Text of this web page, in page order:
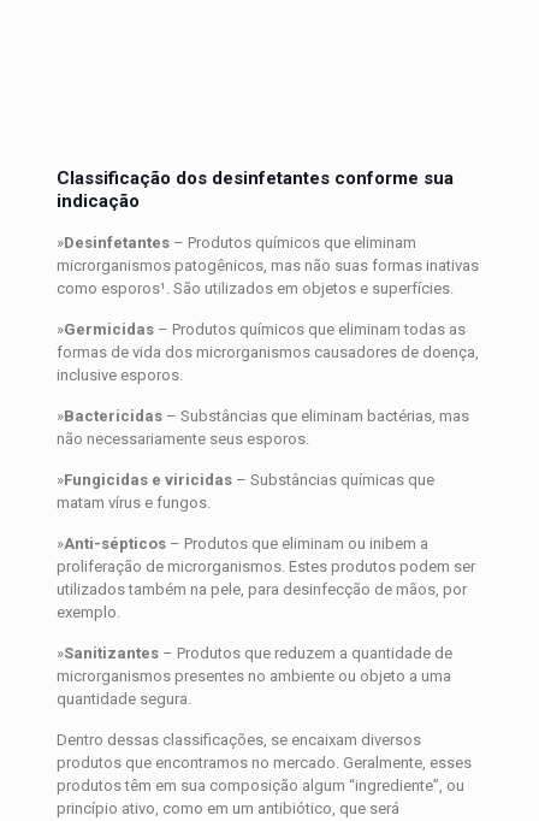
Classificação dos desinfetantes conforme sua
indicação
»Desinfetantes– Produtos químicos que eliminam
microrganismos patogênicos, mas não suas formas inativas
como esporos¹. São utilizados em objetos e superfícies.
»Germicidas– Produtos químicos que eliminam todas as
formas de vida dos microrganismos causadores de doença,
inclusive esporos.
»Bactericidas– Substâncias que eliminam bactérias, mas
não necessariamente seus esporos.
»Fungicidas e viricidas– Substâncias químicas que
matam vírus e fungos.
»Anti-sépticos– Produtos que eliminam ou inibem a
proliferação de microrganismos. Estes produtos podem ser
utilizados também na pele, para desinfecção de mãos, por
exemplo.
»Sanitizantes– Produtos que reduzem a quantidade de
microrganismos presentes no ambiente ou objeto a uma
quantidade segura.
Dentro dessas classificações, se encaixam diversos
produtos que encontramos no mercado. Geralmente, esses
produtos têm em sua composição algum “ingrediente”, ou
princípio ativo, como em um antibiótico, que será